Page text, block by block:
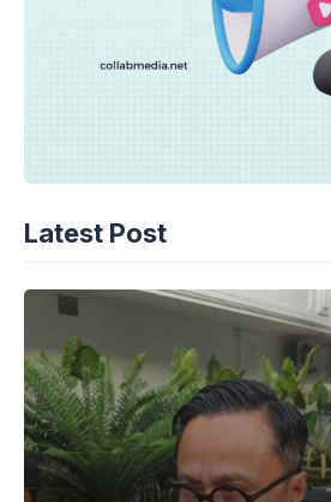
Latest Post